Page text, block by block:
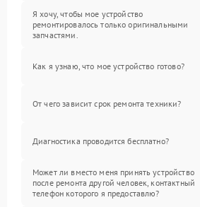
Я хочу, чтобы мое устройство
ремонтировалось только оригинальными
запчастями.
Как я узнаю, что мое устройство готово?
От чего зависит срок ремонта техники?
Диагностика проводится бесплатно?
Может ли вместо меня принять устройство
после ремонта другой человек, контактный
телефон которого я предоставлю?